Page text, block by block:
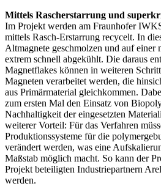
Mittels Rascherstarrung und
Im Projekt werden am Fraunhofer
mittels Rasch-Erstarrung recycelt. In
Altmagnete geschmolzen und auf einer
extrem schnell abgekühlt. Die daraus
Magnetflakes können in weiteren
Magneten verarbeitet werden, die
aus Primärmaterial gleichkommen.
zum ersten Mal den Einsatz von
Nachhaltigkeit der eingesetzten
weiterer Vorteil: Für das Verfahren
Produktionssysteme für die
verändert werden, was eine
Maßstab möglich macht. So kann der
Projekt beteiligten Industriepartnern
werden.